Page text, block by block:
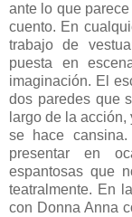
ante lo que
cuento. En
trabajo de
puesta en
imaginación. El
dos paredes que
largo de la
se hace
presentar en
espantosas que
teatralmente. En
con Donna Anna